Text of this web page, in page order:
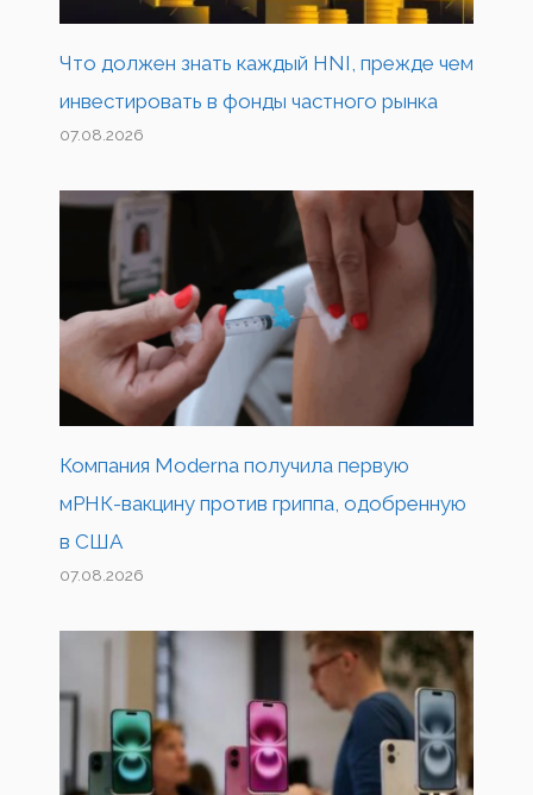
Что должен знать каждый HNI, прежде чем
инвестировать в фонды частного рынка
07.08.2026
Компания Moderna получила первую
мРНК-вакцину против гриппа, одобренную
в США
07.08.2026